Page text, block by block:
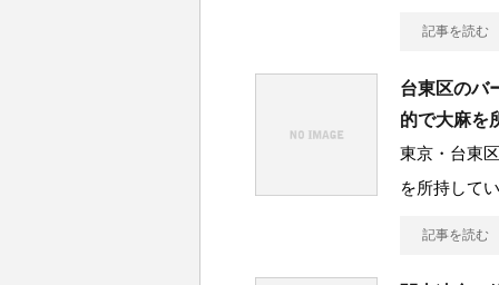
記事を読む
台東区のバ
的で大麻を
東京・台東
を所持して
記事を読む